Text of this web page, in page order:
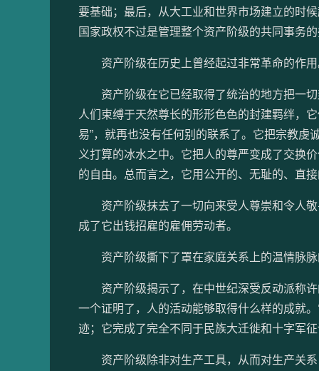
要基础；最后，从大工业和世界市场建立的时
国家政权不过是管理整个资产阶级的共同事务
资产阶级在历史上曾经起过非常革命的作用
资产阶级在它已经取得了统治的地方把一切
人们束缚于天然尊长的形形色色的封建羁绊，
易”，就再也没有任何别的联系了。它把宗教虔
义打算的冰水之中。它把人的尊严变成了交换
的自由。总而言之，它用公开的、无耻的、直
资产阶级抹去了一切向来受人尊崇和令人敬
成了它出钱招雇的雇佣劳动者。
资产阶级撕下了罩在家庭关系上的温情脉脉
资产阶级揭示了，在中世纪深受反动派称许
一个证明了，人的活动能够取得什么样的成就
迹；它完成了完全不同于民族大迁徙和十字军
资产阶级除非对生产工具，从而对生产关系